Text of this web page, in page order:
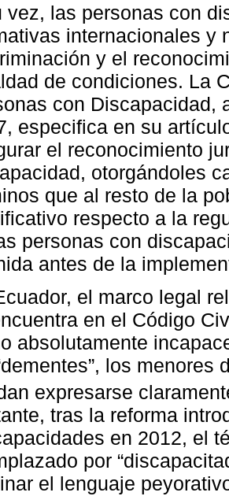
vez, las personas con
internacionales y
y el
de condiciones. La
con Discapacidad,
especifica en su
el reconocimiento
otorgándoles
que al resto de la
respecto a la
personas con
antes de la
el marco legal
en el Código
absolutamente
los
expresarse
tras la reforma
en 2012, el
por
el lenguaje